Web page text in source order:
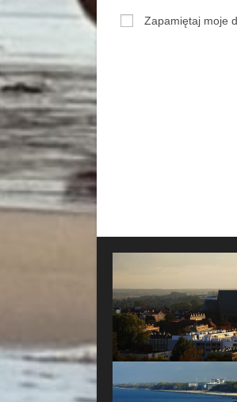
Zapamiętaj moje